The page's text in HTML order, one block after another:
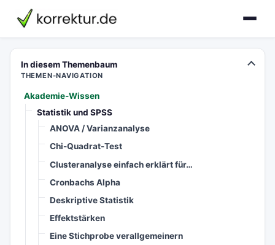
korrektur.de
In diesem Themenbaum
THEMEN-NAVIGATION
Akademie-Wissen
Statistik und SPSS
ANOVA / Varianzanalyse
Chi-Quadrat-Test
Clusteranalyse einfach erklärt für…
Cronbachs Alpha
Deskriptive Statistik
Effektstärken
Eine Stichprobe verallgemeinern